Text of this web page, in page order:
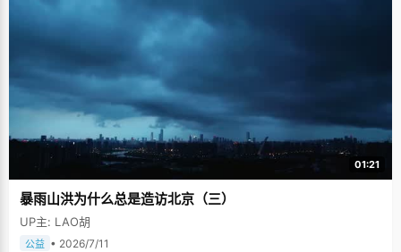
01:21
暴雨山洪为什么总是造访北京（三）
UP主: LAO胡
公益 • 2026/7/11